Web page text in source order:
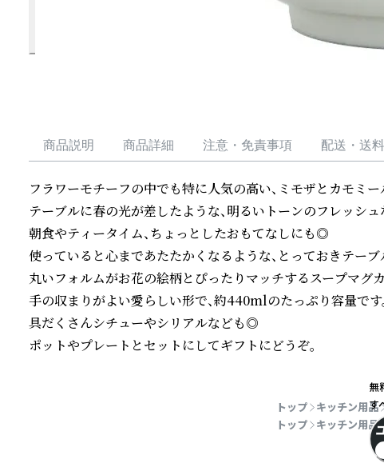
商品説明 商品詳細 注意・免責事項 配送・送料
フラワーモチーフの中でも特に人気の高い、ミモザとカモミ
テーブルに春の光が差したような、明るいトーンのフレッシュ
朝食やティータイム、ちょっとしたおもてなしにも◎
使っていると心まであたたかくなるような、とっておきテーブ
丸いフォルムがお花の絵柄とぴったりマッチするスープマグカ
手の収まりがよい愛らしい形で、約440mlのたっぷり容量です
具だくさんシチューやシリアルなども◎
ポットやプレートとセットにしてギフトにどうぞ。
トップ キッチン用品
トップ
キッチン用品
無
す